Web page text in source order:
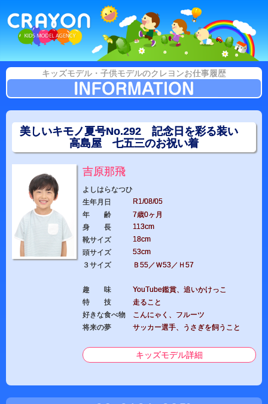
キッズモデル・子供モデルのクレヨンお仕事履歴
美しいキモノ夏号No.292 記念日を彩る装い
高島屋 七五三のお祝い着
吉原那飛
よしはらなつひ
生年月日
R1/08/05
年 齢
7歳0ヶ月
身 長
113cm
靴サイズ
18cm
頭サイズ
53cm
３サイズ
Ｂ55／Ｗ53／Ｈ57
趣 味
YouTube鑑賞、追いかけっこ
特 技
走ること
好きな食べ物
こんにゃく、フルーツ
将来の夢
サッカー選手、うさぎを飼うこと
キッズモデル詳細